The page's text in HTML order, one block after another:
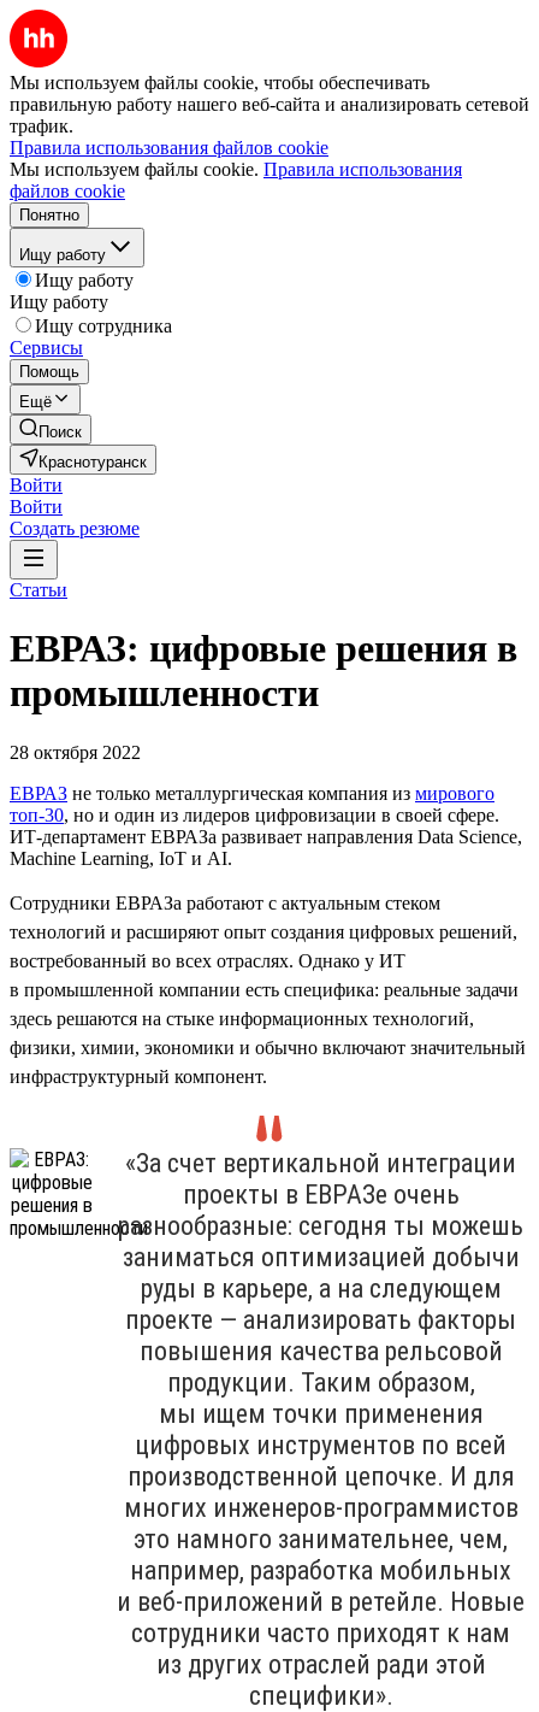
Мы используем файлы cookie, чтобы обеспечивать
правильную работу нашего веб-сайта и анализировать сетевой
трафик.
Правила использования файлов cookie
Мы используем файлы cookie. Правила использования
файлов cookie
Понятно
Ищу работу
Ищу работу
Ищу работу
Ищу сотрудника
Сервисы
Помощь
Ещё
Поиск
Краснотуранск
Войти
Войти
Создать резюме
Статьи
ЕВРАЗ: цифровые решения в
промышленности
28 октября 2022
ЕВРАЗ не только металлургическая компания из мирового
топ-30, но и один из лидеров цифровизации в своей сфере.
ИТ-департамент ЕВРАЗа развивает направления Data Science,
Machine Learning, IoT и AI.
Сотрудники ЕВРАЗа работают с актуальным стеком
технологий и расширяют опыт создания цифровых решений,
востребованный во всех отраслях. Однако у ИТ
в промышленной компании есть специфика: реальные задачи
здесь решаются на стыке информационных технологий,
физики, химии, экономики и обычно включают значительный
инфраструктурный компонент.
«За счет вертикальной интеграции
проекты в ЕВРАЗе очень
разнообразные: сегодня ты можешь
заниматься оптимизацией добычи
руды в карьере, а на следующем
проекте — анализировать факторы
повышения качества рельсовой
продукции. Таким образом,
мы ищем точки применения
цифровых инструментов по всей
производственной цепочке. И для
многих инженеров-программистов
это намного занимательнее, чем,
например, разработка мобильных
и веб-приложений в ретейле. Новые
сотрудники часто приходят к нам
из других отраслей ради этой
специфики».